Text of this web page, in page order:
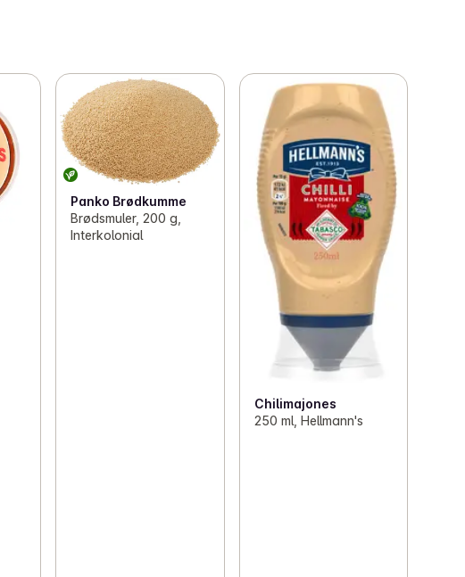
Panko Brødkumme
Brødsmuler, 200 g,
Interkolonial
Chilimajones
250 ml, Hellmann's